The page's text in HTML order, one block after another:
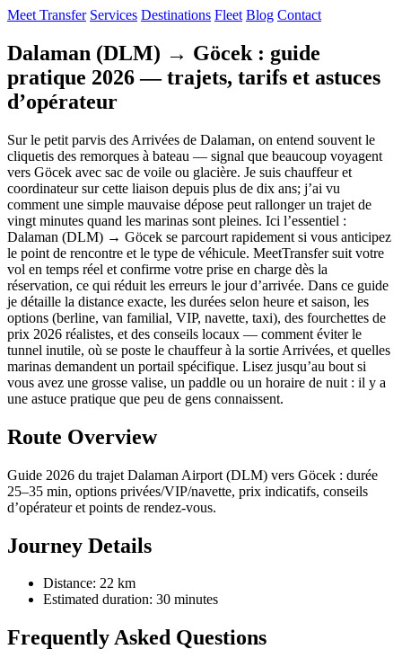
Meet Transfer Services Destinations Fleet Blog Contact
Dalaman (DLM) → Göcek : guide
pratique 2026 — trajets, tarifs et astuces
d’opérateur
Sur le petit parvis des Arrivées de Dalaman, on entend souvent le
cliquetis des remorques à bateau — signal que beaucoup voyagent
vers Göcek avec sac de voile ou glacière. Je suis chauffeur et
coordinateur sur cette liaison depuis plus de dix ans; j’ai vu
comment une simple mauvaise dépose peut rallonger un trajet de
vingt minutes quand les marinas sont pleines. Ici l’essentiel :
Dalaman (DLM) → Göcek se parcourt rapidement si vous anticipez
le point de rencontre et le type de véhicule. MeetTransfer suit votre
vol en temps réel et confirme votre prise en charge dès la
réservation, ce qui réduit les erreurs le jour d’arrivée. Dans ce guide
je détaille la distance exacte, les durées selon heure et saison, les
options (berline, van familial, VIP, navette, taxi), des fourchettes de
prix 2026 réalistes, et des conseils locaux — comment éviter le
tunnel inutile, où se poste le chauffeur à la sortie Arrivées, et quelles
marinas demandent un portail spécifique. Lisez jusqu’au bout si
vous avez une grosse valise, un paddle ou un horaire de nuit : il y a
une astuce pratique que peu de gens connaissent.
Route Overview
Guide 2026 du trajet Dalaman Airport (DLM) vers Göcek : durée
25–35 min, options privées/VIP/navette, prix indicatifs, conseils
d’opérateur et points de rendez‑vous.
Journey Details
Distance: 22 km
Estimated duration: 30 minutes
Frequently Asked Questions